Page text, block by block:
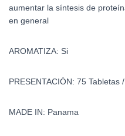
aumentar la síntesis de
en general
AROMATIZA: Si
PRESENTACIÓN: 75 Tabletas
MADE IN: Panama